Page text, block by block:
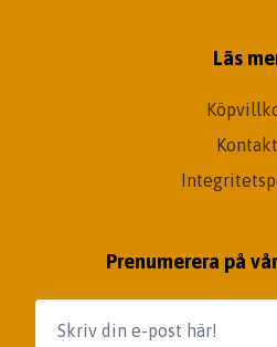
Läs
Kontakt
Prenumerera på